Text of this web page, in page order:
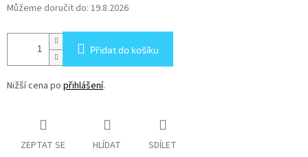
Můžeme doručit do: 19.8.2026
Přidat do košíku
Nižší cena po přihlášení.
ZEPTAT SE HLÍDAT SDÍLET